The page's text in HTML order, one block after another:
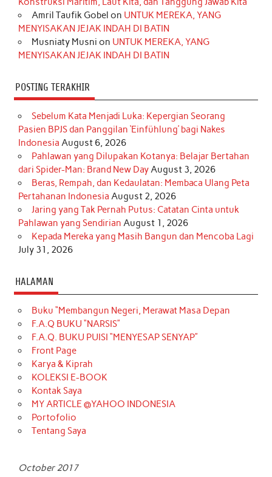
k
a
m
s
t
n
Amril Taufik Gobel on UNTUK MEREKA, YANG
MENYISAKAN JEJAK INDAH DI BATIN
Musniaty Musni on UNTUK MEREKA, YANG
MENYISAKAN JEJAK INDAH DI BATIN
POSTING TERAKHIR
Sebelum Kata Menjadi Luka: Kepergian Seorang
Pasien BPJS dan Panggilan ‘Einfühlung’ bagi Nakes
Indonesia August 6, 2026
Pahlawan yang Dilupakan Kotanya: Belajar Bertahan
dari Spider-Man: Brand New DayAugust 3, 2026
Beras, Rempah, dan Kedaulatan: Membaca Ulang Peta
Pertahanan Indonesia August 2, 2026
Jaring yang Tak Pernah Putus: Catatan Cinta untuk
Pahlawan yang Sendirian August 1, 2026
Kepada Mereka yang Masih Bangun dan Mencoba Lagi
July 31, 2026
HALAMAN
Buku “Membangun Negeri, Merawat Masa Depan
F.A.Q BUKU “NARSIS”
F.A.Q. BUKU PUISI “MENYESAP SENYAP”
Front Page
Karya & Kiprah
KOLEKSI E-BOOK
Kontak Saya
MY ARTICLE @YAHOO INDONESIA
Portofolio
Tentang Saya
October 2017